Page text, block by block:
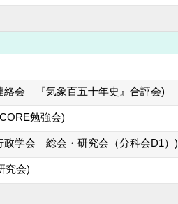
絡会 『気象百五十年史』合評会)
勉強会)
政学会 総会・研究会（分科会D1）)
究会)